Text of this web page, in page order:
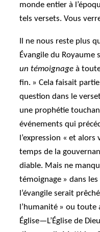
monde entier à
tels versets. Vous
Il ne nous reste plus
Évangile du
un témoignage à
fin. » Cela faisait
question dans le
une prophétie
événements qui
l’expression « et
temps de la
diable. Mais ne
témoignage » dans
l’évangile serait
l’humanité » ou toute
Église—L’Église de